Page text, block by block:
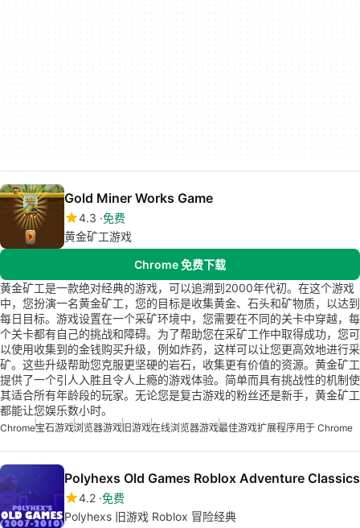
Gold Miner Works Game
4.3 免费
黄金矿工游戏
Chrome 免费下载
黄金矿工是一款绝对经典的游戏，可以追溯到2000年代初。在这个游戏
中，您扮演一名黄金矿工，您的目标是收集黄金、石头和矿物质，以达到
每日目标。游戏设置在一个采矿环境中，您需要在不同的关卡中穿越，每
个关卡都有自己的挑战和障碍。为了帮助您在采矿工作中取得成功，您可
以使用收集到的金钱购买升级，例如炸药，这样可以让您更高效地进行采
矿。这些升级帮助您克服更坚硬的岩石，收集更有价值的资源。黄金矿工
提供了一个引人入胜且令人上瘾的游戏体验。简单而具有挑战性的机制使
其适合所有年龄段的玩家。无论您是复古游戏的粉丝还是新手，黄金矿工
都能让您娱乐数小时。
Chrome宝石游戏浏览器游戏旧游戏在线浏览器游戏最佳游戏扩展程序用于 Chrome
Polyhexs Old Games Roblox Adventure Classics
4.2 免费
Polyhexs 旧游戏 Roblox 冒险经典